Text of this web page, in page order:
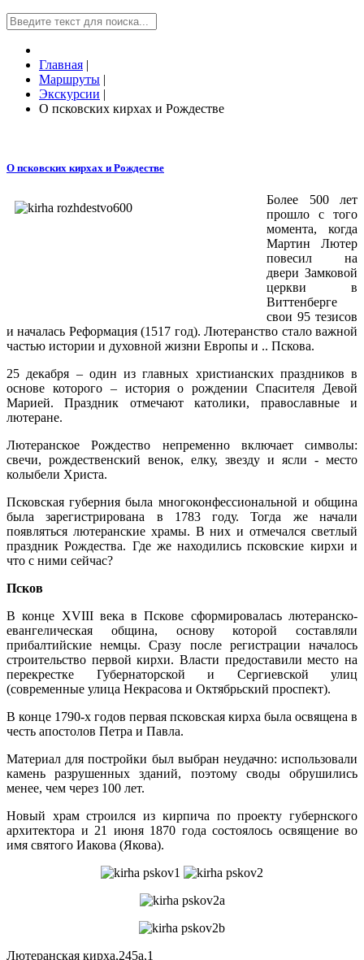
Главная |
Маршруты |
Экскурсии |
О псковских кирхах и Рождестве
О псковских кирхах и Рождестве
Более 500 лет
прошло с того
момента, когда
Мартин Лютер
повесил на
двери Замковой
церкви в
Виттенберге
свои 95 тезисов
и началась Реформация (1517 год). Лютеранство стало важной
частью истории и духовной жизни Европы и .. Пскова.
25 декабря – один из главных христианских праздников в
основе которого – история о рождении Спасителя Девой
Марией. Праздник отмечают католики, православные и
лютеране.
Лютеранское Рождество непременно включает символы:
свечи, рождественский венок, елку, звезду и ясли - место
колыбели Христа.
Псковская губерния была многоконфессиональной и община
была зарегистрирована в 1783 году. Тогда же начали
появляться лютеранские храмы. В них и отмечался светлый
праздник Рождества. Где же находились псковские кирхи и
что с ними сейчас?
Псков
В конце XVIII века в Пскове сформировалась лютеранско-
евангелическая община, основу которой составляли
прибалтийские немцы. Сразу после регистрации началось
строительство первой кирхи. Власти предоставили место на
перекрестке Губернаторской и Сергиевской улиц
(современные улица Некрасова и Октябрьский проспект).
В конце 1790-х годов первая псковская кирха была освящена в
честь апостолов Петра и Павла.
Материал для постройки был выбран неудачно: использовали
камень разрушенных зданий, поэтому своды обрушились
менее, чем через 100 лет.
Новый храм строился из кирпича по проекту губернского
архитектора и 21 июня 1870 года состоялось освящение во
имя святого Иакова (Якова).
Лютеранская кирха,245a,1